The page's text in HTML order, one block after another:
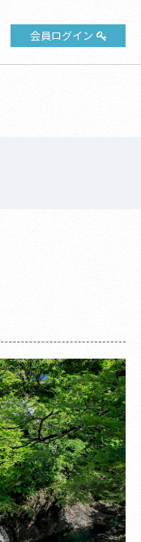
会員ログイン